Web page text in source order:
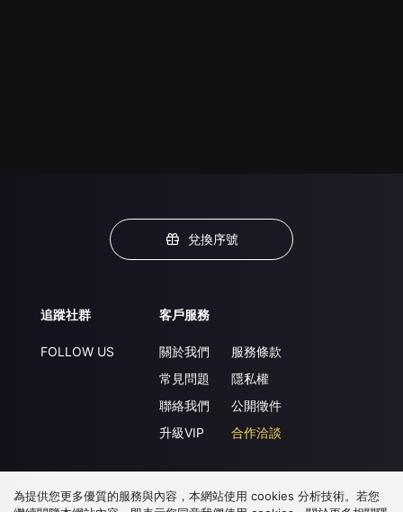
兌換序號
追蹤社群
FOLLOW US
客戶服務
關於我們
常見問題
聯絡我們
升級VIP
服務條款
隱私權
公開徵件
合作洽談
下載 APP
為提供您更多優質的服務與內容，本網站使用 cookies 分析技術。若您